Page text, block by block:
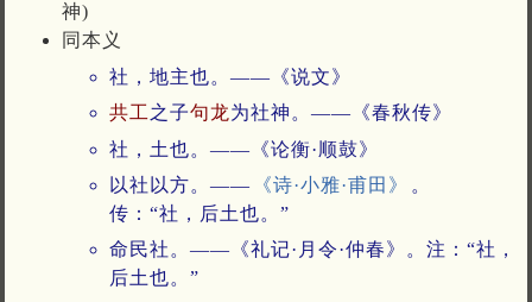
神)
同本义
社，地主也。——《说文》
共工之子句龙为社神。——《春秋传》
社，土也。——《论衡·顺鼓》
以社以方。——
《诗·小雅·甫田》
。
传：“社，后土也。”
命民社。——《礼记·月令·仲春》。注：“社，
后土也。”